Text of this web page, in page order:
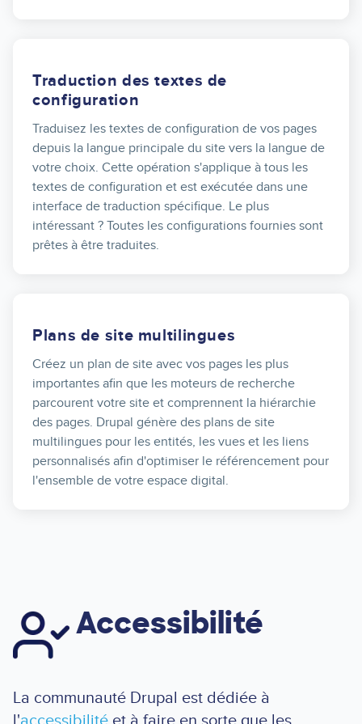
Traduction des textes de
configuration
Traduisez les textes de configuration de vos pages
depuis la langue principale du site vers la langue de
votre choix. Cette opération s'applique à tous les
textes de configuration et est exécutée dans une
interface de traduction spécifique. Le plus
intéressant ? Toutes les configurations fournies sont
prêtes à être traduites.
Plans de site multilingues
Créez un plan de site avec vos pages les plus
importantes afin que les moteurs de recherche
parcourent votre site et comprennent la hiérarchie
des pages. Drupal génère des plans de site
multilingues pour les entités, les vues et les liens
personnalisés afin d'optimiser le référencement pour
l'ensemble de votre espace digital.
Image Accessibilité
La communauté Drupal est dédiée à